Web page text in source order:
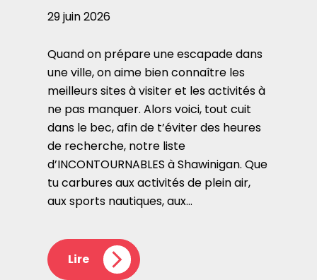
29 juin 2026
Quand on prépare une escapade dans
une ville, on aime bien connaître les
meilleurs sites à visiter et les activités à
ne pas manquer. Alors voici, tout cuit
dans le bec, afin de t’éviter des heures
de recherche, notre liste
d’INCONTOURNABLES à Shawinigan. Que
tu carbures aux activités de plein air,
aux sports nautiques, aux…
Lire